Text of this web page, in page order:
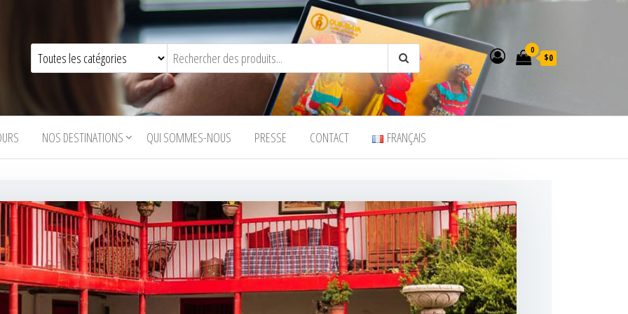
0
$0
NOS DESTINATIONS QUI SOMMES-NOUS PRESSE CONTACT FRANÇAIS